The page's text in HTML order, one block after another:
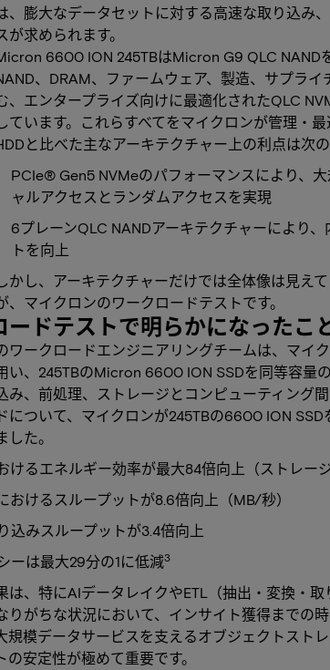
、膨大なデータセットに対する高速な取り込み
が求められます。
6600 ION 245TBはMicron G9 QLC NAND
、DRAM、ファームウェア、製造、サプラ
、エンタープライズ向けに最適化されたQLC
ています。これらすべてをマイクロンが管理・最
と比べた主なアーキテクチャー上の利点は次の
PCIe® Gen5 NVMeのパフォーマンスにより、
ャルアクセスとランダムアクセスを実現
6プレーンQLC NANDアーキテクチャーにより
トを向上
かし、アーキテクチャーだけでは全体像は見え
、マイクロンのワークロードテストです。
ードテストで明らかになったこ
ワークロードエンジニアリングチームは、マイ
い、245TBのMicron 6600 ION SSDを同等容量
み、前処理、ストレージとコンピューティング
について、マイクロンが245TBの6600 ION
した。
けるエネルギー効率が最大84倍向上（ストレージ
おけるスループットが8.6倍向上（MB/秒）
込みスループットが3.4倍向上
ーは最大29分の1に低減3
は、特にAIデータレイクやETL（抽出・変換・
りがちな状況において、インサイト獲得までの時
規模データサービスを支えるオブジェクトスト
の安定性が極めて重要です。